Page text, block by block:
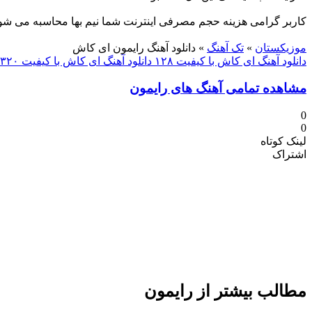
کاربر گرامی هزینه حجم مصرفی اینترنت شما نیم بها محاسبه می
موزیکستان » تک آهنگ » دانلود آهنگ رایمون ای کاش
دانلود آهنگ ای کاش با کیفیت ۱۲۸
دانلود آهنگ ای کاش با کیفیت ۳۲۰
مشاهده تمامی آهنگ های رایمون
0
0
لینک کوتاه
اشتراک
مطالب بیشتر از رایمون